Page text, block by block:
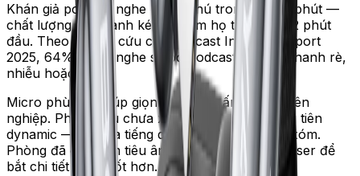
Khán giả podcast nghe chăm chú trong 30–60 phút —
chất lượng âm thanh kém sẽ làm họ thoát sau 2 phút
đầu. Theo nghiên cứu của Podcast Industry Report
2025, 64% người nghe sẽ bỏ podcast nếu âm thanh rè,
nhiễu hoặc vọng.
Micro phù hợp giúp giọng rõ ràng, ấm và chuyên
nghiệp. Phòng thu chưa xử lý âm thanh nên ưu tiên
dynamic — bỏ qua tiếng quạt, máy lạnh, hàng xóm.
Phòng đã có foam tiêu âm có thể chọn condenser để
bắt chi tiết giọng tốt hơn.